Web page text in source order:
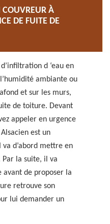
À
DE FUITE DE
d ‘eau en
ambiante ou
et sur les murs,
de toiture. Devant
appeler en urgence
est un
d’abord mettre en
la suite, il va
de proposer la
retrouve son
lui demander un